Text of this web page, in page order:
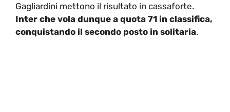
Gagliardini mettono il risultato in cassaforte.
Inter che vola dunque a quota 71 in classifica,
conquistando il secondo posto in solitaria.